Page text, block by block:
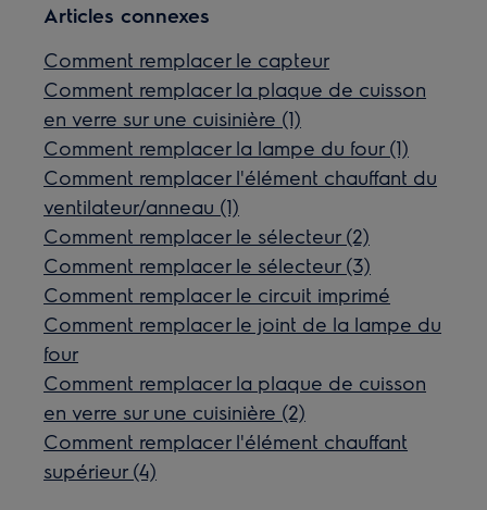
Articles connexes
Comment remplacer le capteur
Comment remplacer la plaque de cuisson
en verre sur une cuisinière (1)
Comment remplacer la lampe du four (1)
Comment remplacer l'élément chauffant du
ventilateur/anneau (1)
Comment remplacer le sélecteur (2)
Comment remplacer le sélecteur (3)
Comment remplacer le circuit imprimé
Comment remplacer le joint de la lampe du
four
Comment remplacer la plaque de cuisson
en verre sur une cuisinière (2)
Comment remplacer l'élément chauffant
supérieur (4)